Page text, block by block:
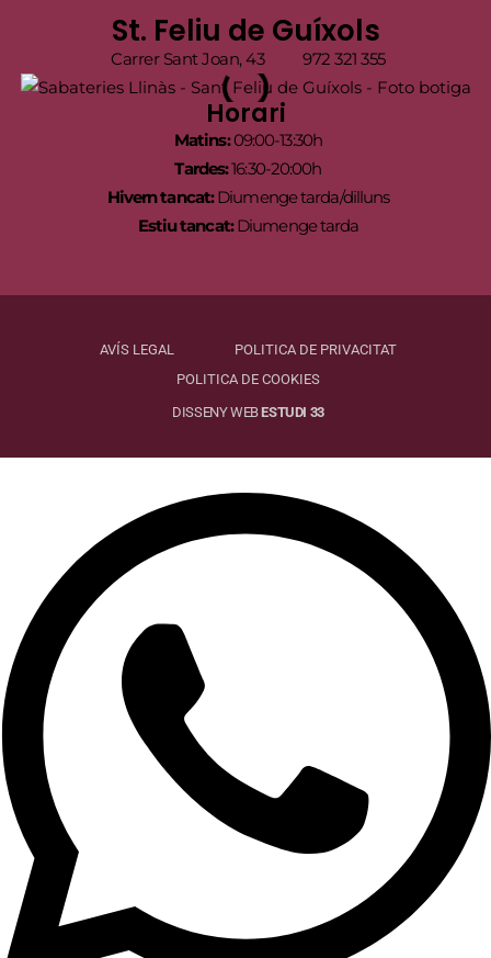
St. Feliu de Guíxols
Carrer Sant Joan, 43 972 321 355
Horari
Matins:09:00-13:30h
Tardes:16:30-20:00h
Hivern tancat:Diumenge tarda/dilluns
Estiu tancat:Diumenge tarda
AVÍS LEGAL
POLITICA DE PRIVACITAT
POLITICA DE COOKIES
DISSENY WEBESTUDI 33